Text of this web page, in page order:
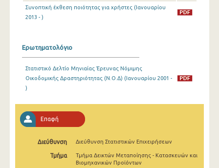
Απριλίου 2025
Ιανουαρίου 2025
Δεκεμβρίου 2024
Οκτωβρίου 2024
Σεπτεμβρίου 2024
Αυγούστου 2024
Ιουλίου 2024
Συνοπτική έκθεση ποιότητας για χρήστες (Ιανουαρίου
2013 - )
Ερωτηματολόγιο
Στατιστικό Δελτίο Μηνιαίας Έρευνας Νόμιμης
Οικοδομικής Δραστηριότητας (Ν.Ο.Δ) (Ιανουαρίου 2001 -
)
Επαφή
Διεύθυνση Διεύθυνση Στατιστικών Επιχειρήσεων
Τμήμα
Τμήμα Δεικτών Μεταποίησης - Κατασκευών και
Βιομηχανικών Προϊόντων